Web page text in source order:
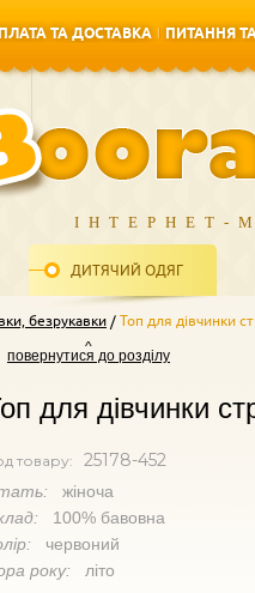
ТА ДОСТАВКА
ПИТАННЯ
ІНТЕРНЕТ-
ДИТЯЧИЙ ОДЯГ
безрукавки Топ для дівчинки
повернутися до розділу
для дівчинки
товару: 25178-452
жіноча
100% бавовна
червоний
року: літо